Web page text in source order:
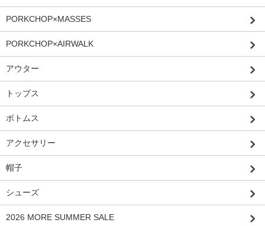
PORKCHOP×MASSES
PORKCHOP×AIRWALK
アウター
トップス
ボトムス
アクセサリー
帽子
シューズ
2026 MORE SUMMER SALE